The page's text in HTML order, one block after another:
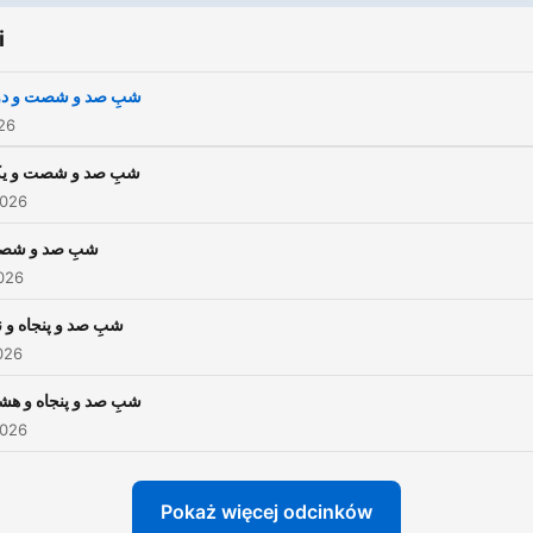
شبِ صد و شصت و
شبِ صد و شصت و
شبِ صد و
شبِ صد و پنجاه و
شبِ صد و پنجاه و
Pokaż więcej odcinków